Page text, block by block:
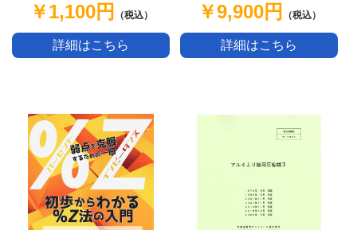
￥1,100円 （税込）
詳細はこちら
￥9,900円 （税込）
詳細はこちら